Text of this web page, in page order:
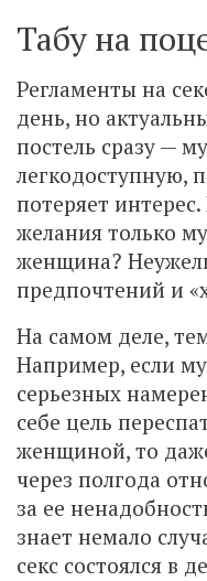
Табу на
Регламенты на
день, но
постель сразу —
легкодоступную,
потеряет
желания только
женщина?
предпочтений и
На самом деле,
Например, если
серьезных
себе цель
женщиной, то
через полгода
за ее
знает немало
секс состоялся в